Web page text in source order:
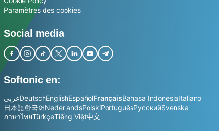
Paramètres des cookies
Social media
Softonic en:
عربيDeutschEnglishEspañolFrançaisBahasa IndonesiaItaliano
日本語한국어NederlandsPolskiPortuguêsРусскийSvenska
ภาษาไทยTürkçeTiếng Việt中文